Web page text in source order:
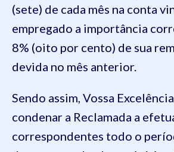
(sete) de cada mês na conta
empregado a importância
8% (oito por cento) de sua
devida no mês anterior.
Sendo assim, Vossa
condenar a Reclamada a
correspondentes todo o